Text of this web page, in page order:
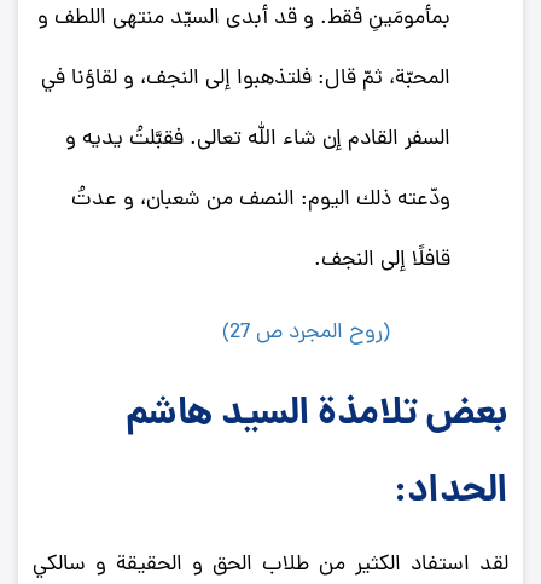
بمأمومَينِ فقط. و قد أبدى السيّد منتهى اللطف و
المحبّة، ثمّ قال: فلتذهبوا إلى النجف، و لقاؤنا في
السفر القادم إن شاء الله تعالى. فقبَّلتُ يديه و
ودّعته ذلك اليوم: النصف من شعبان، و عدتُ
قافلًا إلى النجف.
(روح المجرد ص 27)
بعض تلامذة السيد هاشم
الحداد:
لقد استفاد الكثير من طلاب الحق و الحقيقة و سالكي